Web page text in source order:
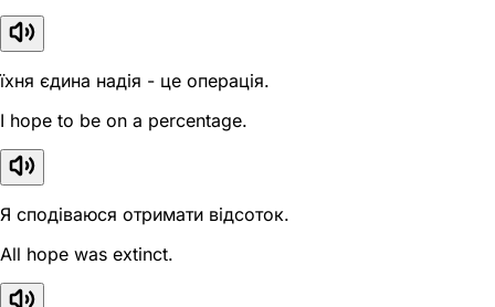
їхня єдина надія - це операція.
I hope to be on a percentage.
Я сподіваюся отримати відсоток.
All hope was extinct.